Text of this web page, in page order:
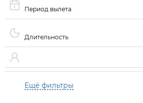
Период вылета
Длительность
Ещё фильтры